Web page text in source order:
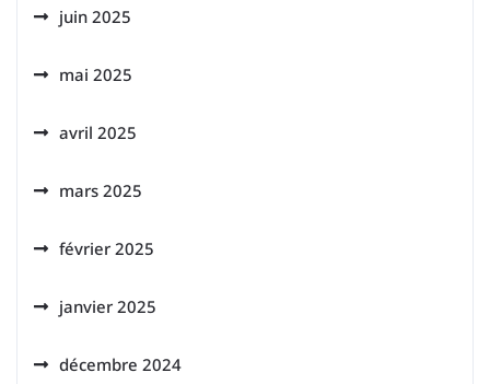
juin 2025
mai 2025
avril 2025
mars 2025
février 2025
janvier 2025
décembre 2024